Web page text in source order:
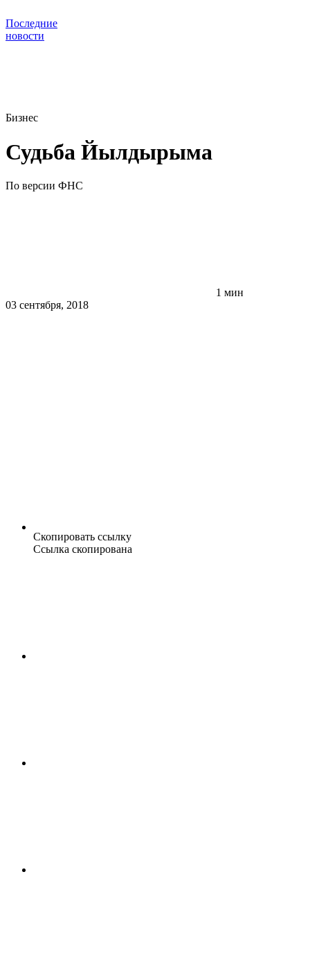
Последние
новости
Бизнес
Судьба Йылдырыма
По версии ФНС
1 мин
03 сентября, 2018
Скопировать ссылку
Ссылка скопирована